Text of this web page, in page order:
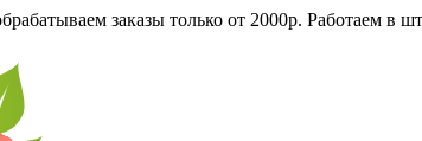
заказы только от 2000р. Работаем в